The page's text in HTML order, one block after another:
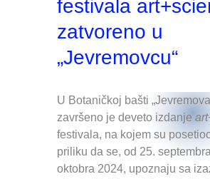
festivala
zatvoreno u
„Jevremovcu“
U Botaničkoj bašti
završeno je deveto izdanje
festivala, na kojem su
priliku da se, od 25.
oktobra 2024, upoznaju sa